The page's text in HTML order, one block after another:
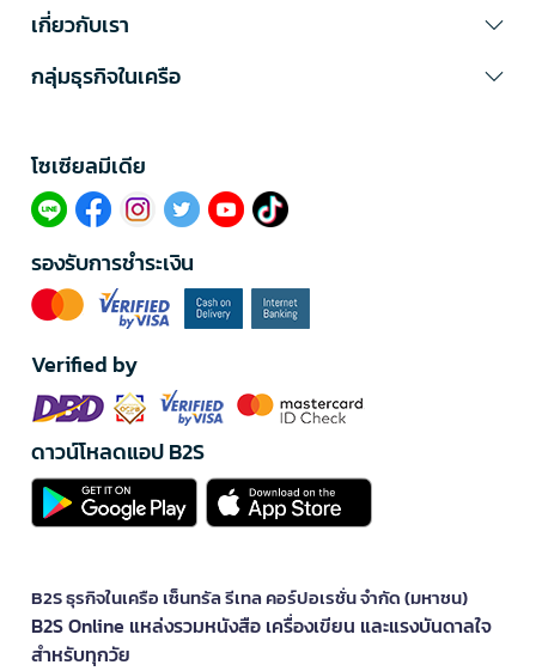
เกี่ยวกับเรา
กลุ่มธุรกิจในเครือ
โซเซียลมีเดีย​
รองรับการชำระเงิน
Verified by
ดาวน์โหลดแอป B2S
B2S ธุรกิจในเครือ เซ็นทรัล รีเทล คอร์ปอเรชั่น จำกัด (มหาชน)
B2S Online แหล่งรวมหนังสือ เครื่องเขียน และแรงบันดาลใจ
สำหรับทุกวัย